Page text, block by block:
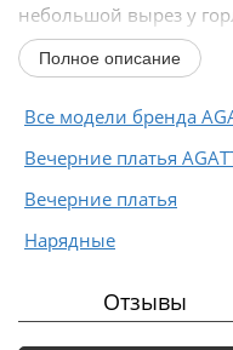
небольшой вырез у
пришивной...
Полное описание
Все модели бренда
Вечерние платья
Вечерние платья
Нарядные
Отзывы